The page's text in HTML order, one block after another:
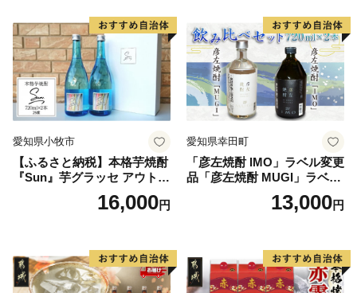
愛知県小牧市
【ふるさと納税】本格芋焼酎
『Sun』芋グラッセ アウトド
ア ソロキャンプ ベランピン
グ 巣ごもり 就労支援16,000円
愛知県幸田町
「彦左焼酎 IMO」ラベル変更
品「彦左焼酎 MUGI」ラベル
変更品 飲み比べ セット 合計
2本 720ml×各1本 25度 焼酎
13,000円